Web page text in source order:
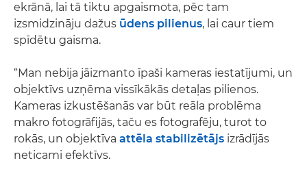
ekrānā, lai tā tiktu apgaismota, pēc tam
izsmidzināju dažus ūdens pilienus, lai caur tiem
spīdētu gaisma.
“Man nebija jāizmanto īpaši kameras iestatījumi, un
objektīvs uzņēma vissīkākās detaļas pilienos.
Kameras izkustēšanās var būt reāla problēma
makro fotogrāfijās, taču es fotografēju, turot to
rokās, un objektīva attēla stabilizētājs izrādījās
neticami efektīvs.